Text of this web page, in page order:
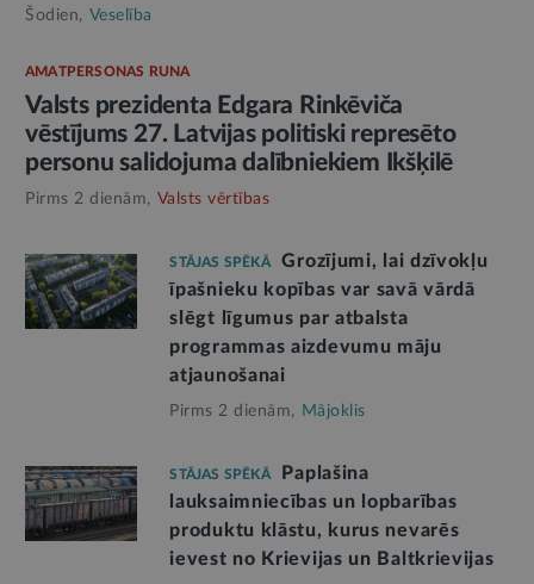
Šodien, Veselība
AMATPERSONAS RUNA
Valsts prezidenta Edgara Rinkēviča
vēstījums 27. Latvijas politiski represēto
personu salidojuma dalībniekiem Ikšķilē
Pirms 2 dienām, Valsts vērtības
STĀJAS SPĒKĀ
Grozījumi, lai dzīvokļu
īpašnieku kopības var savā vārdā
slēgt līgumus par atbalsta
programmas aizdevumu māju
atjaunošanai
Pirms 2 dienām, Mājoklis
STĀJAS SPĒKĀ
Paplašina
lauksaimniecības un lopbarības
produktu klāstu, kurus nevarēs
ievest no Krievijas un Baltkrievijas